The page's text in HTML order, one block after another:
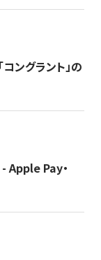
ングラント」の
Apple Pay・